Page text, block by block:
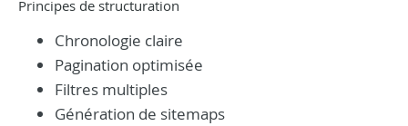
Principes de structuration
Chronologie claire
Pagination optimisée
Filtres multiples
Génération de sitemaps